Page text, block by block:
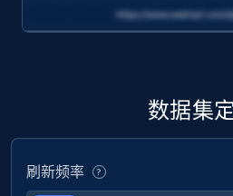
175+
Amazon Walmart
数据集
刷新频率